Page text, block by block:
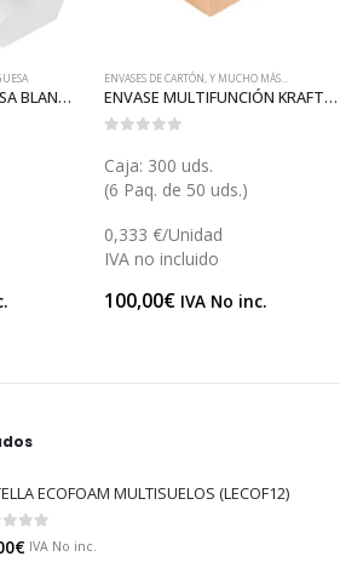
MÁS... ENVASES DE CARTÓN,HAMBURGUESA
Caja: 400 uds.
IVA no incluido
ECOFOAM MULTISUELOS (LECOF12)
of 5
€ IVA No inc.